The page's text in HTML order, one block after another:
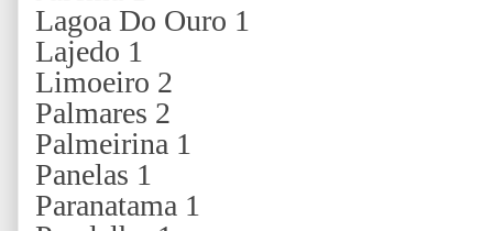
Lagoa Do Ouro 1
Lajedo 1
Limoeiro 2
Palmares 2
Palmeirina 1
Panelas 1
Paranatama 1